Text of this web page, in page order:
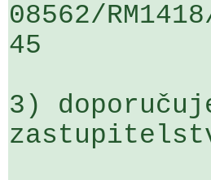
08562/
45
3)